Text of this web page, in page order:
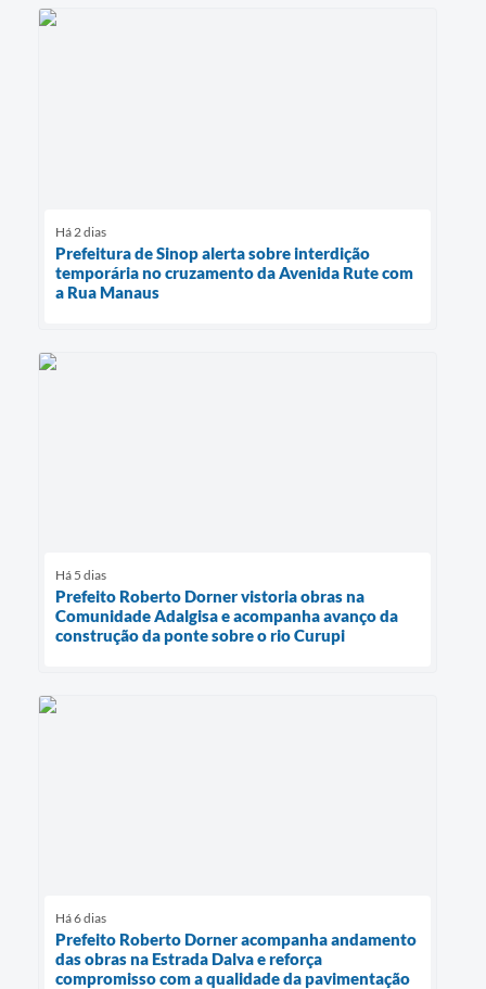
Há 2 dias
Prefeitura de Sinop alerta sobre interdição
temporária no cruzamento da Avenida Rute com
a Rua Manaus
Há 5 dias
Prefeito Roberto Dorner vistoria obras na
Comunidade Adalgisa e acompanha avanço da
construção da ponte sobre o rio Curupi
Há 6 dias
Prefeito Roberto Dorner acompanha andamento
das obras na Estrada Dalva e reforça
compromisso com a qualidade da pavimentação